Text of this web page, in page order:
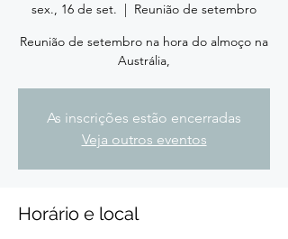
sex., 16 de set.
  |
Reunião de setembro
Reunião de setembro na hora do almoço na
Austrália,
As inscrições estão encerradas
Veja outros eventos
Horário e local